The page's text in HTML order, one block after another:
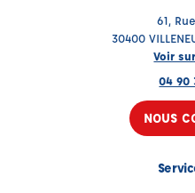
61,
30400
Voir
04 90
NOUS